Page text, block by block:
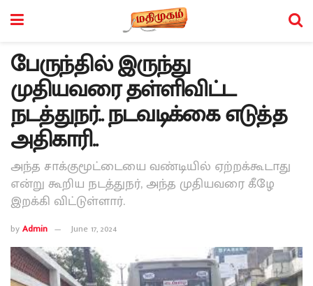
பேருந்தில் இருந்து
முதியவரை தள்ளிவிட்ட
நடத்துநர்.. நடவடிக்கை எடுத்த
அதிகாரி..
அந்த சாக்குமூட்டையை வண்டியில் ஏற்றக்கூடாது
என்று கூறிய நடத்துநர், அந்த முதியவரை கீழே
இறக்கி விட்டுள்ளார்.
byAdmin June 17, 2024